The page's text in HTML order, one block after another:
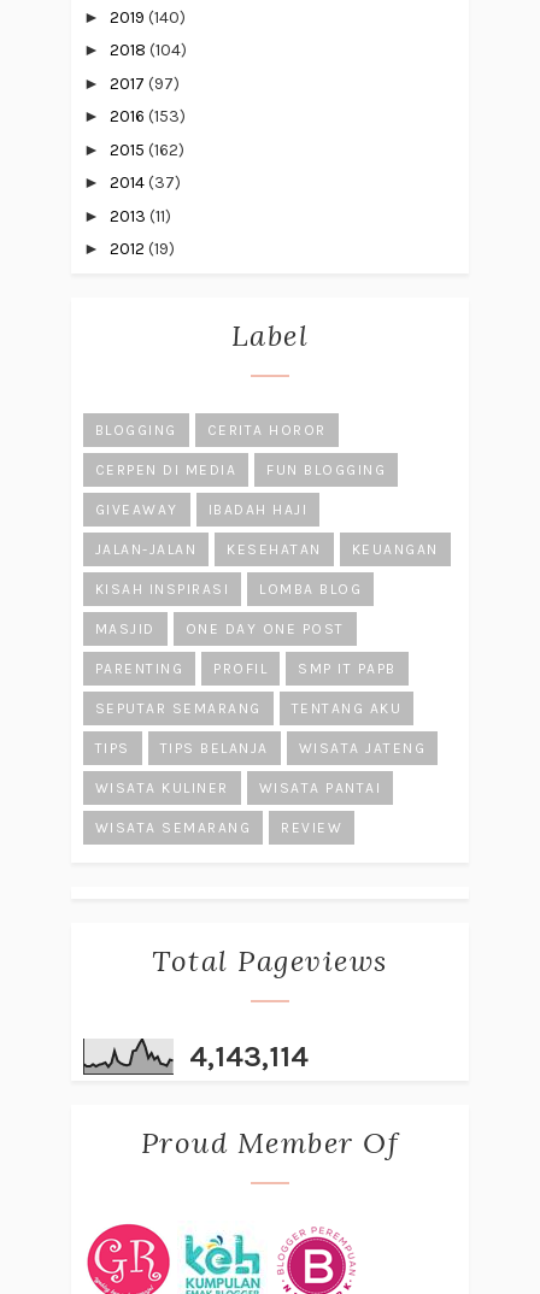
► 2019 (140)
► 2018 (104)
► 2017 (97)
► 2016 (153)
► 2015 (162)
► 2014(37)
► 2013 (11)
► 2012 (19)
Label
BLOGGING CERITA HOROR
CERPEN DI MEDIA FUN BLOGGING
GIVEAWAY IBADAH HAJI
JALAN-JALAN KESEHATAN KEUANGAN
KISAH INSPIRASI LOMBA BLOG
MASJID ONE DAY ONE POST
PARENTING PROFIL SMP IT PAPB
SEPUTAR SEMARANG TENTANG AKU
TIPS TIPS BELANJA WISATA JATENG
WISATA KULINER WISATA PANTAI
WISATA SEMARANG REVIEW
Total Pageviews
4,143,114
Proud Member Of